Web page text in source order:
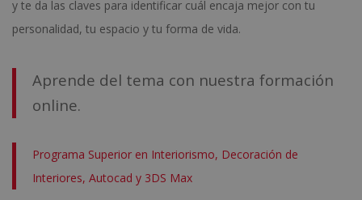
y te da las claves para identificar cuál encaja mejor con tu
personalidad, tu espacio y tu forma de vida.
Aprende del tema con nuestra formación
online.
Programa Superior en Interiorismo, Decoración de
Interiores, Autocad y 3DS Max